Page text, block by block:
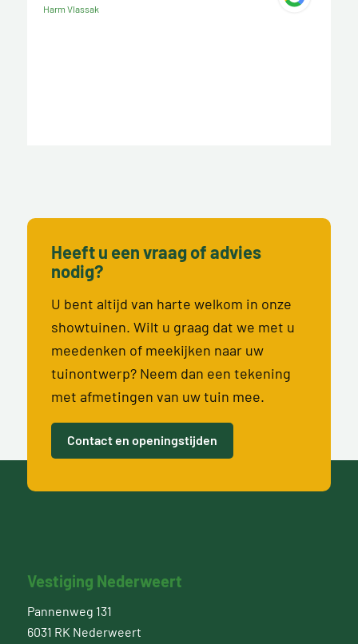
Harm Vlassak
Heeft u een vraag of advies
nodig?
U bent altijd van harte welkom in onze
showtuinen. Wilt u graag dat we met u
meedenken of meekijken naar uw
tuinontwerp? Neem dan een tekening
met afmetingen van uw tuin mee.
Contact en openingstijden
Vestiging Nederweert
Pannenweg 131
6031 RK Nederweert